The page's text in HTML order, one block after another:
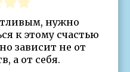
нужно
к этому счастью
зависит не от
а от себя.